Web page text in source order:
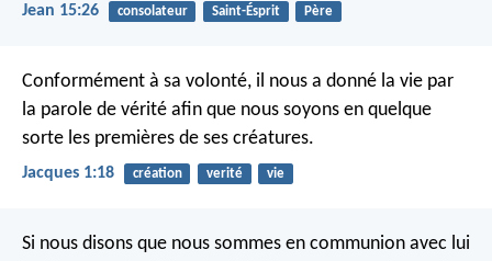
Jean 15:26 consolateur Saint-Ésprit Père
Conformément à sa volonté, il nous a donné la vie par
la parole de vérité afin que nous soyons en quelque
sorte les premières de ses créatures.
Jacques 1:18 création verité vie
Si nous disons que nous sommes en communion avec lui